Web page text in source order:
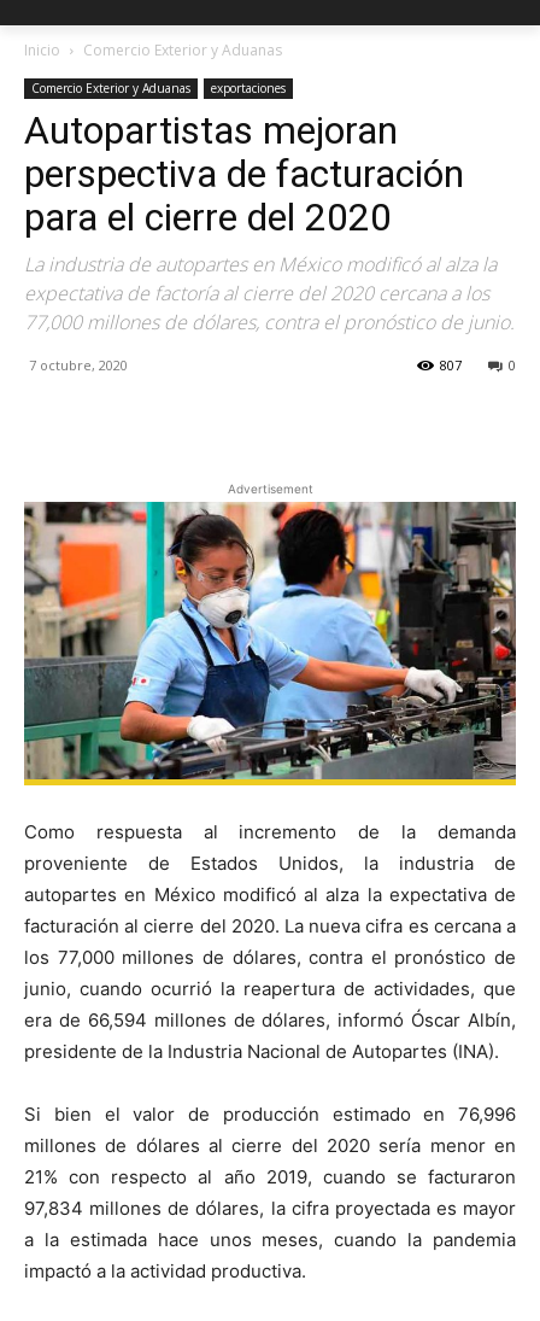
Inicio Comercio Exterior y Aduanas
Comercio Exterior y Aduanas exportaciones
Autopartistas mejoran
perspectiva de facturación
para el cierre del 2020
La industria de autopartes en México modificó al alza la
expectativa de factoría al cierre del 2020 cercana a los
77,000 millones de dólares, contra el pronóstico de junio.
7 octubre, 2020 0
807
Advertisement
Como respuesta al incremento de la demanda
proveniente de Estados Unidos, la industria de
autopartes en México modificó al alza la expectativa de
facturación al cierre del 2020. La nueva cifra es cercana a
los 77,000 millones de dólares, contra el pronóstico de
junio, cuando ocurrió la reapertura de actividades, que
era de 66,594 millones de dólares, informó Óscar Albín,
presidente de la Industria Nacional de Autopartes (INA).
Si bien el valor de producción estimado en 76,996
millones de dólares al cierre del 2020 sería menor en
21% con respecto al año 2019, cuando se facturaron
97,834 millones de dólares, la cifra proyectada es mayor
a la estimada hace unos meses, cuando la pandemia
impactó a la actividad productiva.